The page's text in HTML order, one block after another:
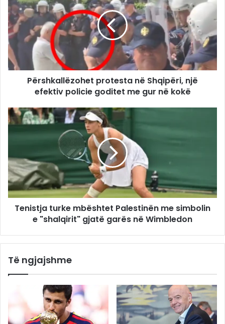
Përshkallëzohet protesta në Shqipëri, një
efektiv policie goditet me gur në kokë
Tenistja turke mbështet Palestinën me simbolin
e "shalqirit" gjatë garës në Wimbledon
Të ngjajshme